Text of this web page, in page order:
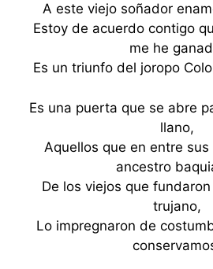
A este viejo soñador
Estoy de acuerdo contigo
me he
Es un triunfo del joropo
Es una puerta que se abre
llano,
Aquellos que en entre
ancestro
De los viejos que
trujano,
Lo impregnaron de